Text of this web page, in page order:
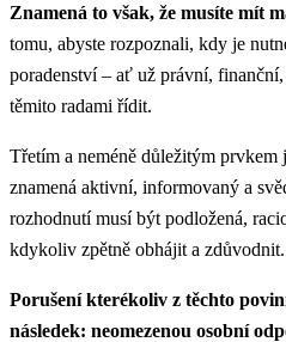
Znamená to však, že musíte mít
tomu, abyste rozpoznali, kdy je
poradenství – ať už právní, finanční,
těmito radami řídit.
Třetím a neméně důležitým prvkem
znamená aktivní, informovaný a
rozhodnutí musí být podložená,
kdykoliv zpětně obhájit a zdůvodnit.
Porušení kterékoliv z těchto
následek: neomezenou osobní